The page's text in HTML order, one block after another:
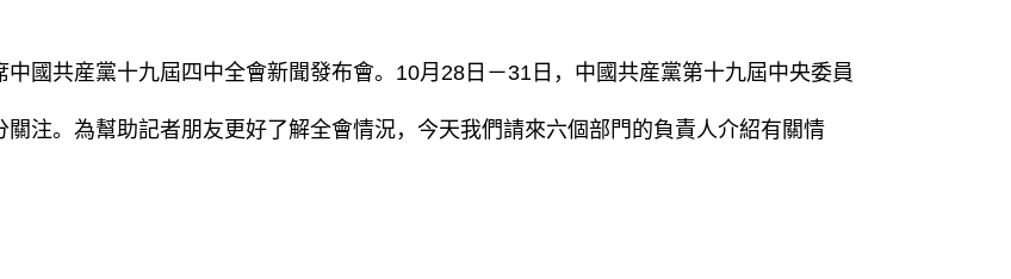
共産黨十九屆四中全會新聞發布會。10月28日－31日，中國共産黨第十九屆中央委員
注。為幫助記者朋友更好了解全會情況，今天我們請來六個部門的負責人介紹有關情